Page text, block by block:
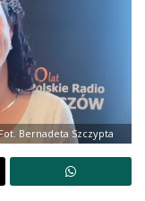
Fot. Bernadeta Szczypta